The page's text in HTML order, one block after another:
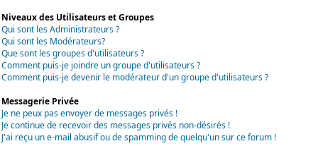
Niveaux des Utilisateurs et Groupes
Qui sont les Administrateurs ?
Qui sont les Modérateurs?
Que sont les groupes d'utilisateurs ?
Comment puis-je joindre un groupe d'utilisateurs ?
Comment puis-je devenir le modérateur d'un groupe d'utilisateurs ?
Messagerie Privée
Je ne peux pas envoyer de messages privés !
Je continue de recevoir des messages privés non-désirés !
J'ai reçu un e-mail abusif ou de spamming de quelqu'un sur ce forum !